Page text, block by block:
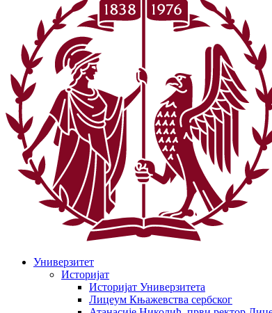
Универзитет
Историјат
Историјат Универзитета
Лицеум Књажевства сербског